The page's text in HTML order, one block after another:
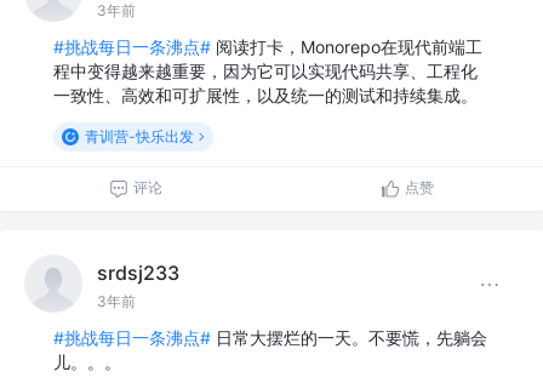
3年前
#挑战每日一条沸点# 阅读打卡，Monorepo在现代前端工
程中变得越来越重要，因为它可以实现代码共享、工程化
一致性、高效和可扩展性，以及统一的测试和持续集成。
青训营-快乐出发
评论 点赞
srdsj233
3年前
#挑战每日一条沸点# 日常大摆烂的一天。不要慌，先躺会
儿。。。